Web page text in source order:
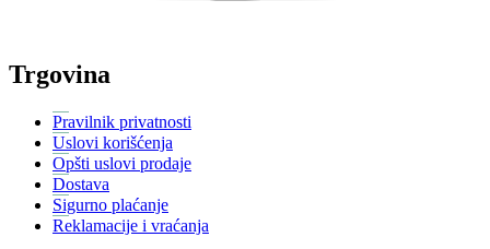
Trgovina
Pravilnik privatnosti
Uslovi korišćenja
Opšti uslovi prodaje
Dostava
Sigurno plaćanje
Reklamacije i vraćanja